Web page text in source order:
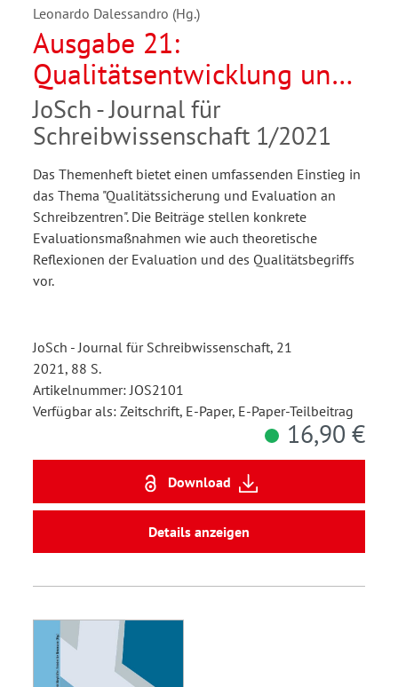
Leonardo Dalessandro (Hg.)
Ausgabe 21:
Qualitätsentwicklung und
Qualitätssicherung in der
Schreibzentrumsarbeit
JoSch - Journal für
Schreibwissenschaft 1/2021
Das Themenheft bietet einen umfassenden Einstieg in
das Thema "Qualitätssicherung und Evaluation an
Schreibzentren". Die Beiträge stellen konkrete
Evaluationsmaßnahmen wie auch theoretische
Reflexionen der Evaluation und des Qualitätsbegriffs
vor.
JoSch - Journal für Schreibwissenschaft, 21
2021, 88 S.
Artikelnummer: JOS2101
Verfügbar als: Zeitschrift, E-Paper, E-Paper-Teilbeitrag
16,90 €
Download
Details anzeigen